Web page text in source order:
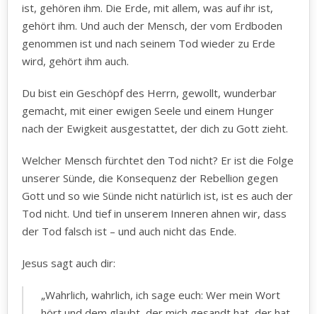
ist, gehören ihm. Die Erde, mit allem, was auf ihr ist,
gehört ihm. Und auch der Mensch, der vom Erdboden
genommen ist und nach seinem Tod wieder zu Erde
wird, gehört ihm auch.
Du bist ein Geschöpf des Herrn, gewollt, wunderbar
gemacht, mit einer ewigen Seele und einem Hunger
nach der Ewigkeit ausgestattet, der dich zu Gott zieht.
Welcher Mensch fürchtet den Tod nicht? Er ist die Folge
unserer Sünde, die Konsequenz der Rebellion gegen
Gott und so wie Sünde nicht natürlich ist, ist es auch der
Tod nicht. Und tief in unserem Inneren ahnen wir, dass
der Tod falsch ist – und auch nicht das Ende.
Jesus sagt auch dir:
„Wahrlich, wahrlich, ich sage euch: Wer mein Wort